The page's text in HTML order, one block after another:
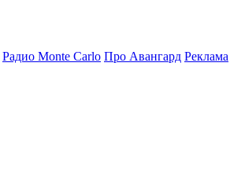
Радио Monte Carlo Про Авангард Реклама